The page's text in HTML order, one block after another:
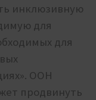
инклюзивную
для
для
ООН
продвинуть